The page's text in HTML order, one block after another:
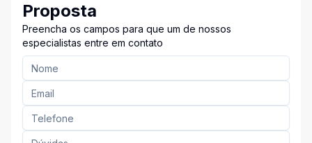
Proposta
Preencha os campos para que um de nossos
especialistas entre em contato